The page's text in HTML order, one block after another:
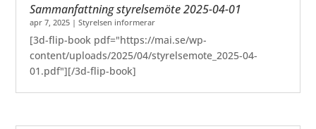
Sammanfattning styrelsemöte 2025-04-01
apr 7, 2025 |Styrelsen informerar
[3d-flip-book pdf="https://mai.se/wp-
content/uploads/2025/04/styrelsemote_2025-04-
01.pdf"][/3d-flip-book]